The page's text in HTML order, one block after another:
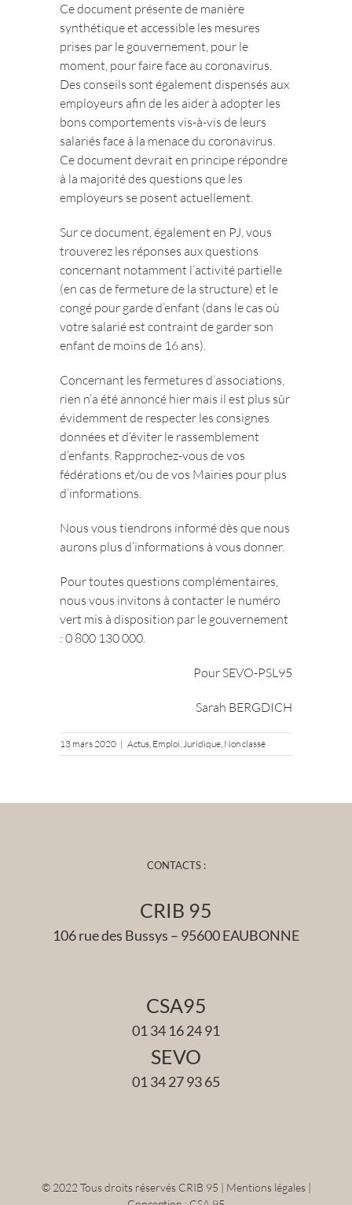
Ce document présente de manière
synthétique et accessible les mesures
prises par le gouvernement, pour le
moment, pour faire face au coronavirus.
Des conseils sont également dispensés aux
employeurs afin de les aider à adopter les
bons comportements vis-à-vis de leurs
salariés face à la menace du coronavirus.
Ce document devrait en principe répondre
à la majorité des questions que les
employeurs se posent actuellement.
Sur ce document, également en PJ, vous
trouverez les réponses aux questions
concernant notamment l’activité partielle
(en cas de fermeture de la structure) et le
congé pour garde d’enfant (dans le cas où
votre salarié est contraint de garder son
enfant de moins de 16 ans).
Concernant les fermetures d’associations,
rien n’a été annoncé hier mais il est plus sûr
évidemment de respecter les consignes
données et d’éviter le rassemblement
d’enfants. Rapprochez-vous de vos
fédérations et/ou de vos Mairies pour plus
d’informations.
Nous vous tiendrons informé dès que nous
aurons plus d’informations à vous donner.
Pour toutes questions complémentaires,
nous vous invitons à contacter le numéro
vert mis à disposition par le gouvernement
: 0 800 130 000.
Pour SEVO-PSL95
Sarah BERGDICH
13 mars 2020 | Actus, Emploi,Juridique, Non classé
CONTACTS :
CRIB 95
106 rue des Bussys – 95600 EAUBONNE
CSA95
01 34 16 24 91
SEVO
01 34 27 93 65
© 2022 Tous droits réservés CRIB 95 | Mentions légales|